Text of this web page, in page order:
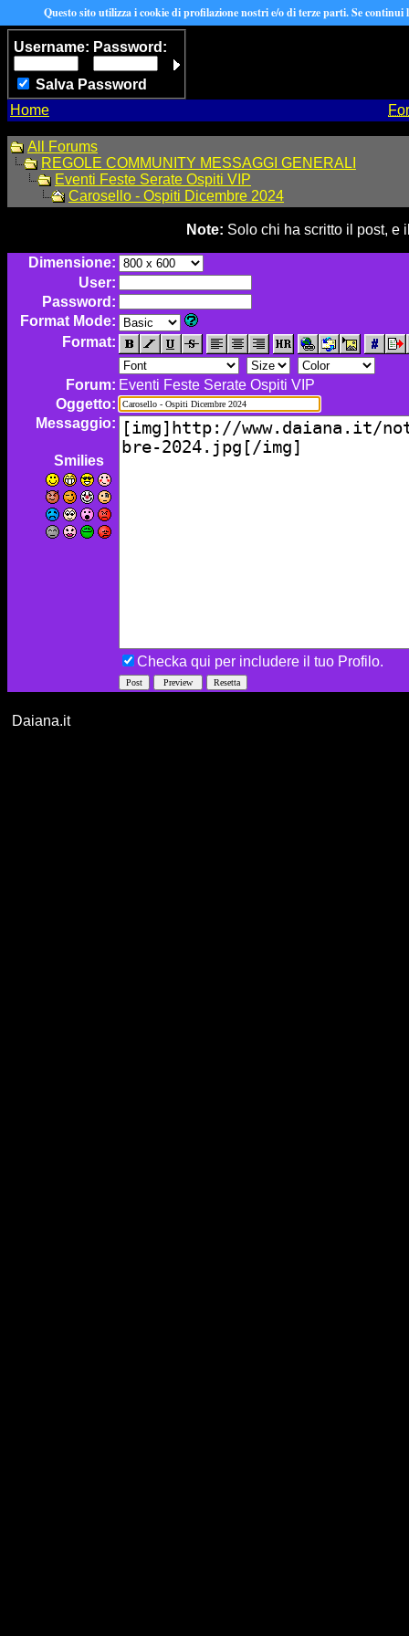
Username: Password:
Salva Password
Home
All Forums
REGOLE COMMUNITY MESSAGGI GENERALI
Eventi Feste Serate Ospiti VIP
Carosello - Ospiti Dicembre 2024
Note: Solo chi ha scritto il post, e
Dimensione:
User:
Password:
Format Mode:
Format:
Forum: Eventi Feste Serate Ospiti VIP
Oggetto:
Messaggio:
Smilies
Checka qui per includere il tuo Profilo.
Daiana.it
Questo sito utilizza i cookie di profilazione nostri e/o di terze parti. Se continui